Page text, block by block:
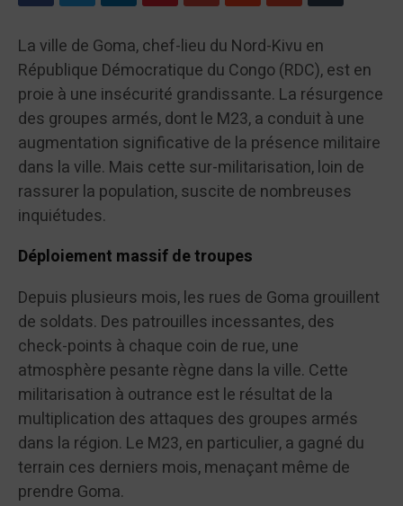
La ville de Goma, chef-lieu du Nord-Kivu en
République Démocratique du Congo (RDC), est en
proie à une insécurité grandissante. La résurgence
des groupes armés, dont le M23, a conduit à une
augmentation significative de la présence militaire
dans la ville. Mais cette sur-militarisation, loin de
rassurer la population, suscite de nombreuses
inquiétudes.
Déploiement massif de troupes
Depuis plusieurs mois, les rues de Goma grouillent
de soldats. Des patrouilles incessantes, des
check-points à chaque coin de rue, une
atmosphère pesante règne dans la ville. Cette
militarisation à outrance est le résultat de la
multiplication des attaques des groupes armés
dans la région. Le M23, en particulier, a gagné du
terrain ces derniers mois, menaçant même de
prendre Goma.